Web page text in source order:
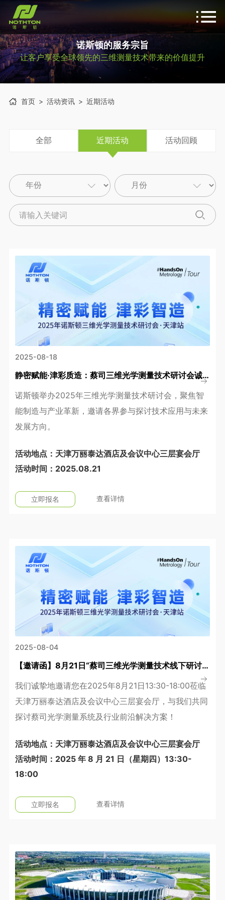
诺斯顿的服务宗旨
让客户享受全球领先的三维测量技术带来的价值提升
首页 > 活动资讯 > 近期活动
全部 近期活动 活动回顾
2025-08-18
静密赋能·津彩质造：蔡司三维光学测量技术研讨会诚邀您共探产业革新之路
诺斯顿举办2025年三维光学测量技术研讨会，聚焦智
能制造与产业革新，邀请各界参与探讨技术应用与未来
发展方向。
活动地点：天津万丽泰达酒店及会议中心三层宴会厅
活动时间：2025.08.21
立即报名 查看详情
2025-08-04
【邀请函】8月21日“蔡司三维光学测量技术线下研讨会·天津站”
我们诚挚地邀请您在2025年8月21日13:30-18:00莅临
天津万丽泰达酒店及会议中心三层宴会厅，与我们共同
探讨蔡司光学测量系统及行业前沿解决方案！
活动地点：天津万丽泰达酒店及会议中心三层宴会厅
活动时间：2025 年 8 月 21 日（星期四）13:30-
18:00
立即报名 查看详情